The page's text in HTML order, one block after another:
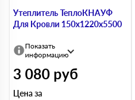
Утеплитель ТеплоКНАУФ
Для Кровли 150х1220х5500
Показать
информацию
3 080 руб
Цена за